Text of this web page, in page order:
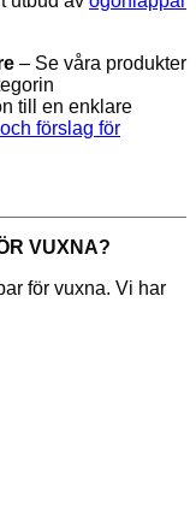
– Se våra produkter
till en enklare
förslag för
VUXNA?
för vuxna. Vi har